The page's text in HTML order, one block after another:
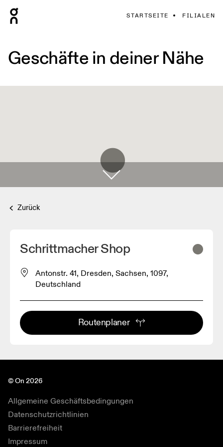
STARTSEITE FILIALEN
Geschäfte in deiner Nähe
Zurück
Schrittmacher Shop
Antonstr. 41, Dresden, Sachsen, 1097,
Deutschland
Routenplaner
© On 2026
Allgemeine Geschäftsbedingungen
Datenschutzrichtlinien
Barrierefreiheit
Impressum